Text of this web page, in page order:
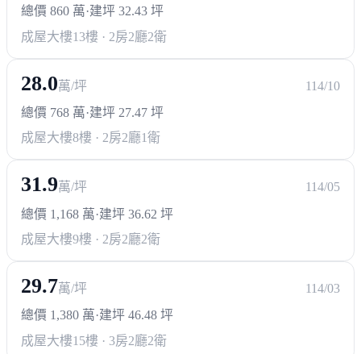
總價 860 萬·建坪 32.43 坪
成屋大樓13樓 · 2房2廳2衛
28.0萬/坪
114/10
總價 768 萬·建坪 27.47 坪
成屋大樓8樓 · 2房2廳1衛
31.9萬/坪
114/05
總價 1,168 萬·建坪 36.62 坪
成屋大樓9樓 · 2房2廳2衛
29.7萬/坪
114/03
總價 1,380 萬·建坪 46.48 坪
成屋大樓15樓 · 3房2廳2衛